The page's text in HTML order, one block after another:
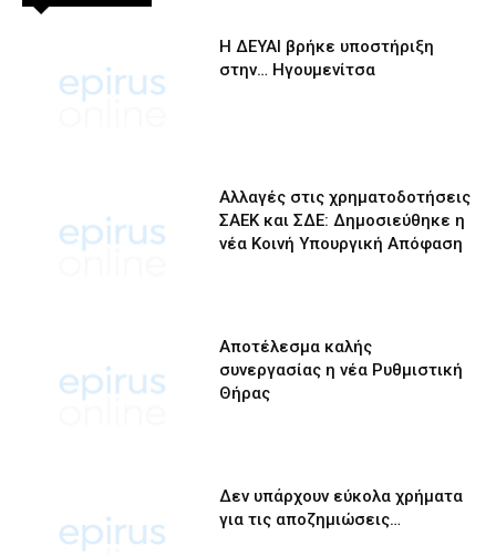
Η ΔΕΥΑΙ βρήκε υποστήριξη
στην… Ηγουμενίτσα
Αλλαγές στις χρηματοδοτήσεις
ΣΑΕΚ και ΣΔΕ: Δημοσιεύθηκε η
νέα Κοινή Υπουργική Απόφαση
Αποτέλεσμα καλής
συνεργασίας η νέα Ρυθμιστική
Θήρας
Δεν υπάρχουν εύκολα χρήματα
για τις αποζημιώσεις…